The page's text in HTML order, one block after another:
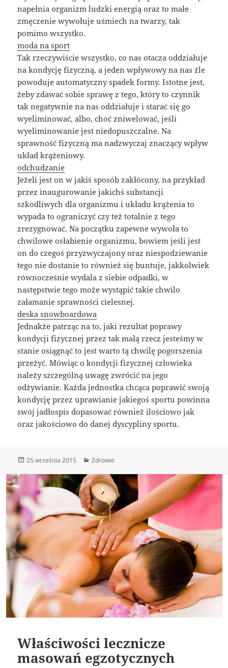
napełnia organizm ludzki energią oraz to małe
zmęczenie wywołuje uśmiech na twarzy, tak
pomimo wszystko.
moda na sport
Tak rzeczywiście wszystko, co nas otacza oddziałuje
na kondycję fizyczną, a jeden wpływowy na nas źle
powoduje automatyczny spadek formy. Istotne jest,
żeby zdawać sobie sprawę z tego, który to czynnik
tak negatywnie na nas oddziałuje i starać się go
wyeliminować, albo, choć zniwelować, jeśli
wyeliminowanie jest niedopuszczalne. Na
sprawność fizyczną ma nadzwyczaj znaczący wpływ
układ krążeniowy.
odchudzanie
Jeżeli jest on w jakiś sposób zakłócony, na przykład
przez inaugurowanie jakichś substancji
szkodliwych dla organizmu i układu krążenia to
wypada to ograniczyć czy też totalnie z tego
zrezygnować. Na początku zapewne wywoła to
chwilowe osłabienie organizmu, bowiem jeśli jest
on do czegoś przyzwyczajony oraz niespodziewanie
tego nie dostanie to również się buntuje, jakkolwiek
równocześnie wydala z siebie odpadki, w
następstwie tego może wystąpić takie chwilo
załamanie sprawności cielesnej.
deska snowboardowa
Jednakże patrząc na to, jaki rezultat poprawy
kondycji fizycznej przez tak małą rzecz jesteśmy w
stanie osiągnąć to jest warto tą chwilę pogorszenia
przeżyć. Mówiąc o kondycji fizycznej człowieka
należy szczególną uwagę zwrócić na jego
odżywianie. Każda jednostka chcąca poprawić swoją
kondycję przez uprawianie jakiegoś sportu powinna
swój jadłospis dopasować również ilościowo jak
oraz jakościowo do danej dyscypliny sportu.
Data
25 września 2015 Kategorie
Zdrowie
Właściwości lecznicze
masowań egzotycznych